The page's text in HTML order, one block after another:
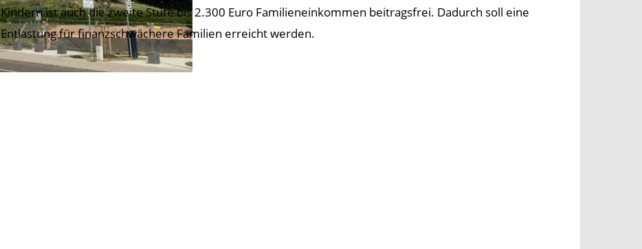
Kindern ist auch die zweite Stufe bis 2.300 Euro Familieneinkommen beitragsfrei. Dadurch soll eine
Entlastung für finanzschwächere Familien erreicht werden.